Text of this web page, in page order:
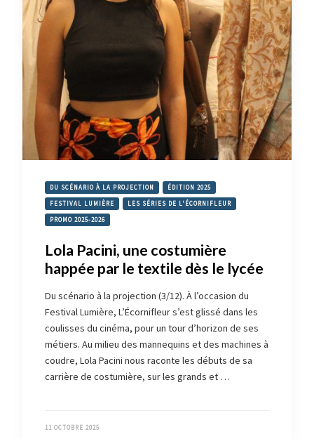
DU SCÉNARIO À LA PROJECTION ÉDITION 2025
FESTIVAL LUMIÈRE LES SÉRIES DE L'ÉCORNIFLEUR
PROMO 2025-2026
Lola Pacini, une costumière
happée par le textile dès le lycée
Du scénario à la projection (3/12). À l’occasion du
Festival Lumière, L’Écornifleur s’est glissé dans les
coulisses du cinéma, pour un tour d’horizon de ses
métiers. Au milieu des mannequins et des machines à
coudre, Lola Pacini nous raconte les débuts de sa
carrière de costumière, sur les grands et …
11 OCTOBRE 2025